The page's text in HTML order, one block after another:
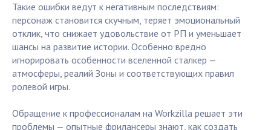
Такие ошибки ведут к негативным последствиям:
персонаж становится скучным, теряет эмоциональный
отклик, что снижает удовольствие от РП и уменьшает
шансы на развитие истории. Особенно вредно
игнорировать особенности вселенной сталкер —
атмосферы, реалий Зоны и соответствующих правил
ролевой игры.
Обращение к профессионалам на Workzilla решает эти
проблемы — опытные фрилансеры знают, как создать